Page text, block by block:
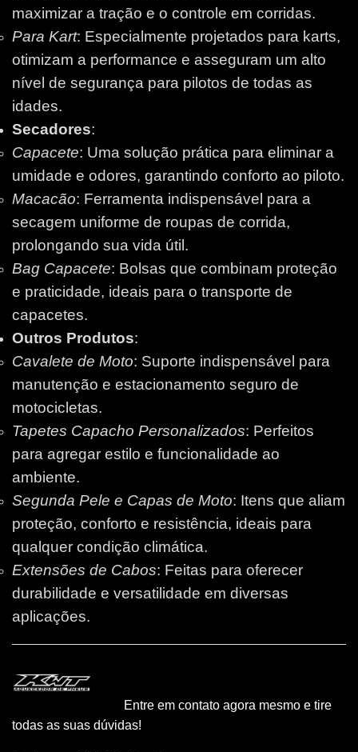
maximizar a tração e o controle em corridas.
Para Kart: Especialmente projetados para karts,
otimizam a performance e asseguram um alto
nível de segurança para pilotos de todas as
idades.
Secadores:
Capacete: Uma solução prática para eliminar a
umidade e odores, garantindo conforto ao piloto.
Macacão: Ferramenta indispensável para a
secagem uniforme de roupas de corrida,
prolongando sua vida útil.
Bag Capacete: Bolsas que combinam proteção
e praticidade, ideais para o transporte de
capacetes.
Outros Produtos:
Cavalete de Moto: Suporte indispensável para
manutenção e estacionamento seguro de
motocicletas.
Tapetes Capacho Personalizados: Perfeitos
para agregar estilo e funcionalidade ao
ambiente.
Segunda Pele e Capas de Moto: Itens que aliam
proteção, conforto e resistência, ideais para
qualquer condição climática.
Extensões de Cabos: Feitas para oferecer
durabilidade e versatilidade em diversas
aplicações.
Entre em contato agora mesmo e tire
todas as suas dúvidas!